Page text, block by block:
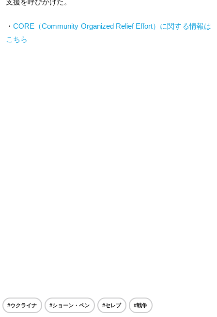
支援を呼びかけた。
・CORE（Community Organized Relief Effort）に関する情報は
こちら
#ウクライナ #ショーン・ペン #セレブ #戦争